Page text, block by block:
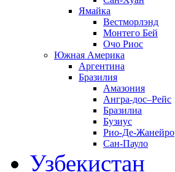
Ямайка
Вестморлэнд
Монтего Бей
Очо Риос
Южная Америка
Аргентина
Бразилия
Амазония
Ангра-дос–Рейс
Бразилиа
Бузиус
Рио-Де-Жанейро
Сан-Пауло
Узбекистан